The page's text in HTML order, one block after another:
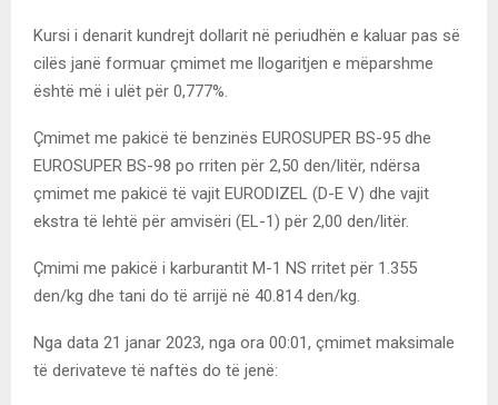
Kursi i denarit kundrejt dollarit në periudhën e kaluar pas së
cilës janë formuar çmimet me llogaritjen e mëparshme
është më i ulët për 0,777%.
Çmimet me pakicë të benzinës EUROSUPER BS-95 dhe
EUROSUPER BS-98 po rriten për 2,50 den/litër, ndërsa
çmimet me pakicë të vajit EURODIZEL (D-E V) dhe vajit
ekstra të lehtë për amvisëri (EL-1) për 2,00 den/litër.
Çmimi me pakicë i karburantit M-1 NS rritet për 1.355
den/kg dhe tani do të arrijë në 40.814 den/kg.
Nga data 21 janar 2023, nga ora 00:01, çmimet maksimale
të derivateve të naftës do të jenë: